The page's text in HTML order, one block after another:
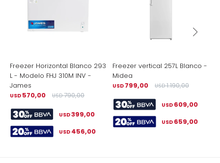
Freezer Horizontal Blanco 293
L - Modelo FHJ 310M INV -
James
USD 570,00 USD 790,00
USD399,00
USD 456,00
Freezer vertical 257L Blanco -
Midea
USD 799,00 USD 1.190,00
USD 609,00
USD 659,00